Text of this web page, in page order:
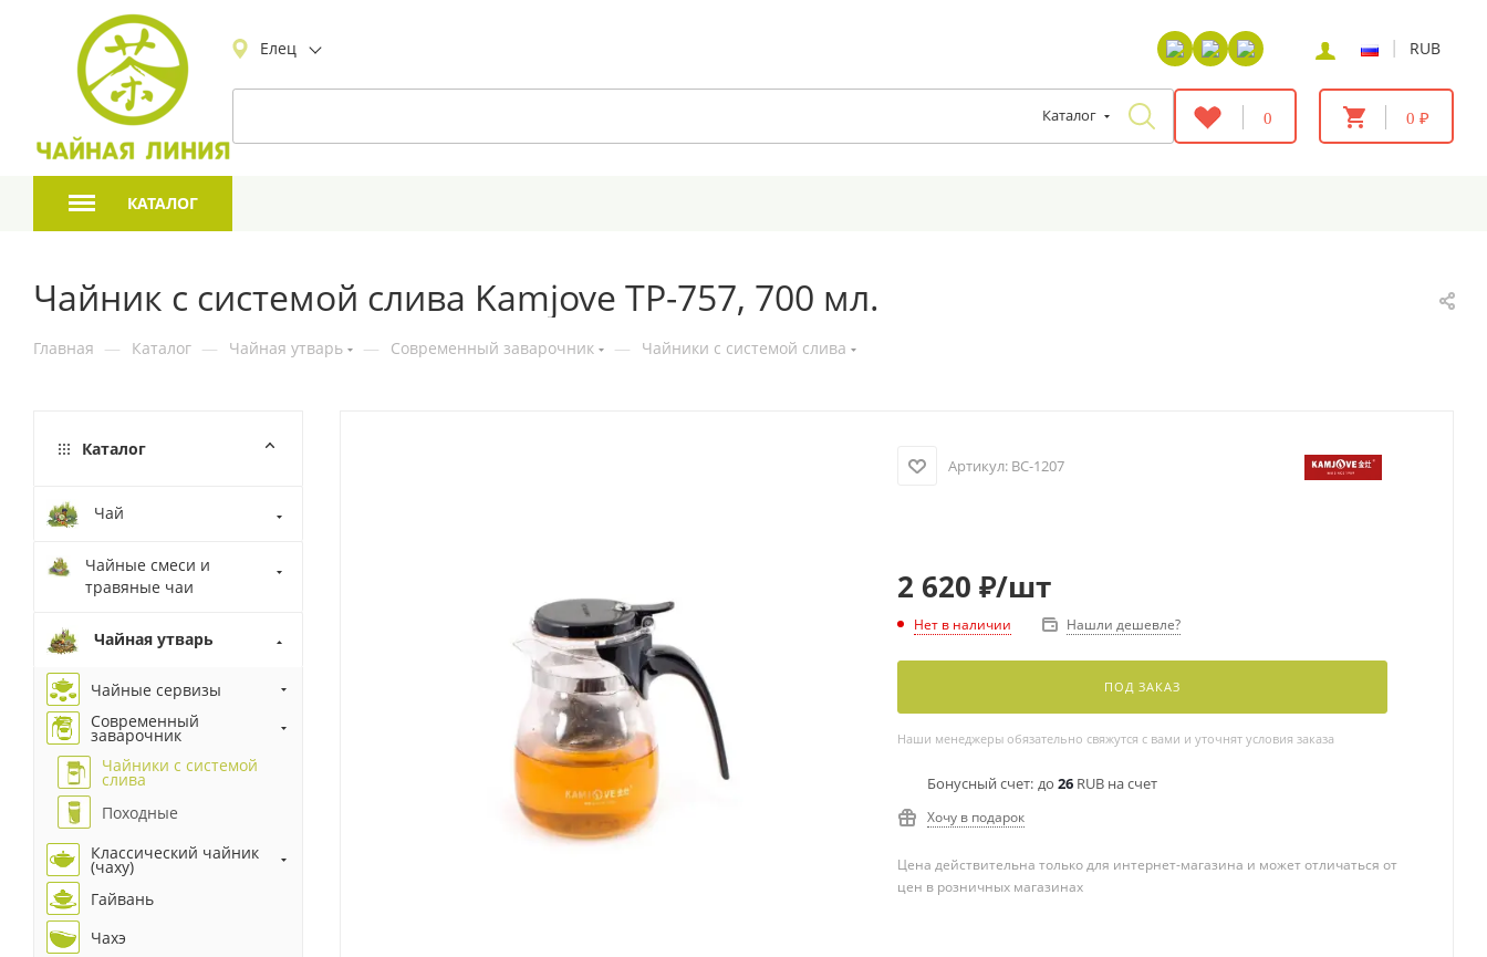
Елец | RUB
Каталог 0 0 ₽
КАТАЛОГ
Чайник с системой слива Kamjove TP-757, 700 мл.
Главная — Каталог — Чайная утварь — Современный заварочник — Чайники с системой слива
Артикул: BC-1207
2 620 ₽/шт
Нет в наличии Нашли дешевле?
ПОД ЗАКАЗ
Наши менеджеры обязательно свяжутся с вами и уточнят условия заказа
Бонусный счет: до 26RUB на счет
Хочу в подарок
Цена действительна только для интернет-магазина и может отличаться от
цен в розничных магазинах
Каталог
Чай
Чайные смеси и
травяные чаи
Чайная утварь
Чайные сервизы
Современный
заварочник
Чайники с системой
слива
Походные
Классический чайник
(чаху)
Гайвань
Чахэ